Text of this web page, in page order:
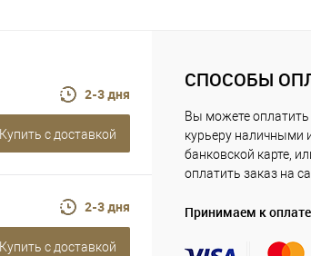
2-3 дня
Купить c доставкой
2-3 дня
Купить c доставкой
СПОСОБЫ
Вы можете оплатить
курьеру наличными
банковской карте,
оплатить заказ на
Принимаем к оплате